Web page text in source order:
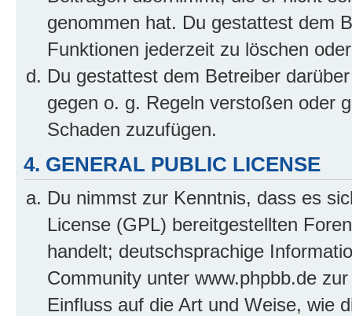
genommen hat. Du gestattest dem
Funktionen jederzeit zu löschen
Du gestattest dem Betreiber
gegen o. g. Regeln verstoßen oder
Schaden zuzufügen.
4. GENERAL PUBLIC LICENSE
Du nimmst zur Kenntnis, dass es
License (GPL) bereitgestellten
handelt; deutschsprachige
Community unter www.phpbb.de
Einfluss auf die Art und Weise, wie